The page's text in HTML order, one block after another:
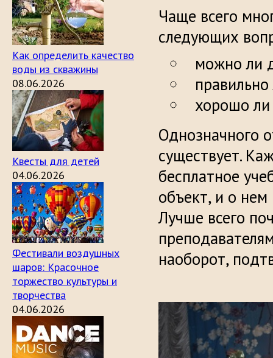
Как определить качество
воды из скважины
08.06.2026
Квесты для детей
04.06.2026
Фестивали воздушных
шаров: Красочное
торжество культуры и
творчества
04.06.2026
Чаще всего
следующих
можно ли
хорошо
Однозначного
существует.
бесплатное
объект, и о
Лучше всего
наоборот,